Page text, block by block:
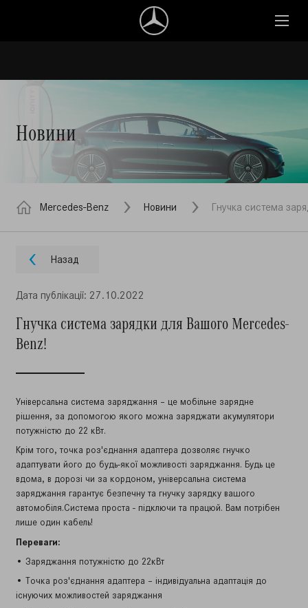
Новини
Mercedes-Benz Новини Гнучка система
Назад
Дата публiкацiї: 27.10.2022
Гнучка система зарядки для Вашого Mercedes-
Benz!
Універсальна система заряджання – це мобільне зарядне
рішення, за допомогою якого можна заряджати акумулятори
потужністю до 22 кВт.
Крім того, точка роз'єднання адаптера дозволяє гнучко
адаптувати його до будь-якої можливості заряджання. Будь це
вдома, в дорозі чи за кордоном, універсальна система
заряджання гарантує безпечну та гнучку зарядку вашого
автомобіля.Система проста - підключи та працюй. Вам потрібен
лише один кабель!
Переваги:
• Заряджання потужністю до 22кВт
• Точка роз'єднання адаптера – індивідуальна адаптація до
існуючих можливостей заряджання